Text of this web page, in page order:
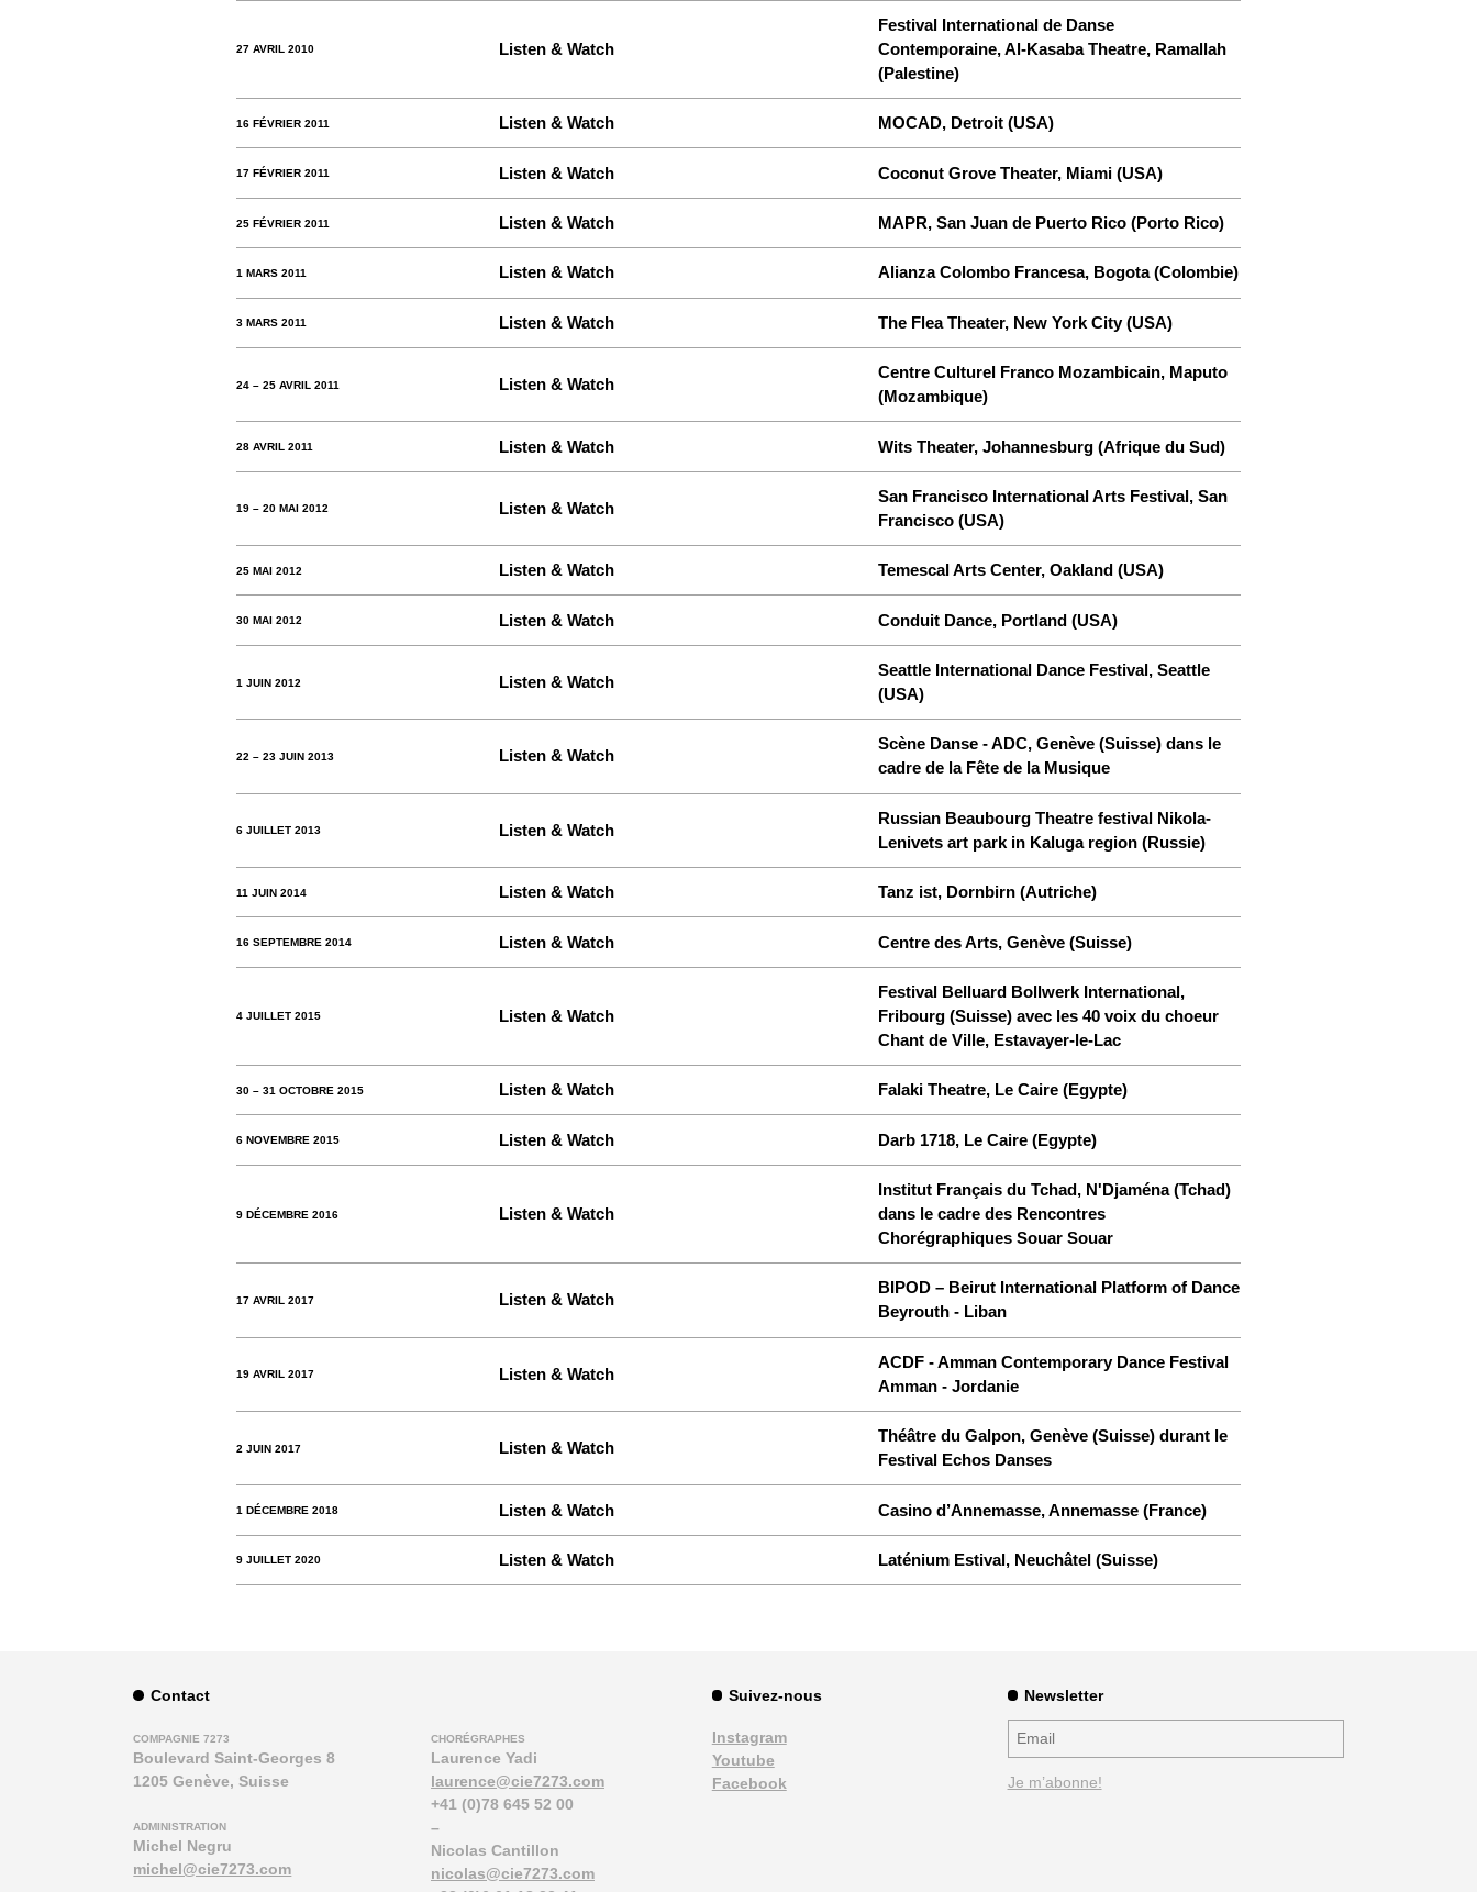
27 AVRIL 2010 Listen & Watch
Festival International de Danse
Contemporaine, Al-Kasaba Theatre, Ramallah
(Palestine)
16 FÉVRIER 2011 Listen & Watch MOCAD, Detroit (USA)
17 FÉVRIER 2011 Listen & Watch Coconut Grove Theater, Miami (USA)
25 FÉVRIER 2011 Listen & Watch MAPR, San Juan de Puerto Rico (Porto Rico)
1 MARS 2011 Listen & Watch Alianza Colombo Francesa, Bogota (Colombie)
3 MARS 2011 Listen & Watch The Flea Theater, New York City (USA)
24 – 25 AVRIL 2011 Listen & Watch
Centre Culturel Franco Mozambicain, Maputo
(Mozambique)
28 AVRIL 2011 Listen & Watch Wits Theater, Johannesburg (Afrique du Sud)
19 – 20 MAI 2012 Listen & Watch
San Francisco International Arts Festival, San
Francisco (USA)
25 MAI 2012 Listen & Watch Temescal Arts Center, Oakland (USA)
30 MAI 2012 Listen & Watch Conduit Dance, Portland (USA)
1 JUIN 2012 Listen & Watch
Seattle International Dance Festival, Seattle
(USA)
22 – 23 JUIN 2013 Listen & Watch
Scène Danse - ADC, Genève (Suisse) dans le
cadre de la Fête de la Musique
6 JUILLET 2013 Listen & Watch
Russian Beaubourg Theatre festival Nikola-
Lenivets art park in Kaluga region (Russie)
11 JUIN 2014 Listen & Watch Tanz ist, Dornbirn (Autriche)
16 SEPTEMBRE 2014 Listen & Watch Centre des Arts, Genève (Suisse)
4 JUILLET 2015 Listen & Watch
Festival Belluard Bollwerk International,
Fribourg (Suisse) avec les 40 voix du choeur
Chant de Ville, Estavayer-le-Lac
30 – 31 OCTOBRE 2015 Listen & Watch Falaki Theatre, Le Caire (Egypte)
6 NOVEMBRE 2015 Listen & Watch Darb 1718, Le Caire (Egypte)
9 DÉCEMBRE 2016 Listen & Watch
Institut Français du Tchad, N'Djaména (Tchad)
dans le cadre des Rencontres
Chorégraphiques Souar Souar
17 AVRIL 2017 Listen & Watch
BIPOD – Beirut International Platform of Dance
Beyrouth - Liban
19 AVRIL 2017 Listen & Watch
ACDF - Amman Contemporary Dance Festival
Amman - Jordanie
2 JUIN 2017 Listen & Watch
Théâtre du Galpon, Genève (Suisse) durant le
Festival Echos Danses
1 DÉCEMBRE 2018 Listen & Watch Casino d’Annemasse, Annemasse (France)
9 JUILLET 2020 Listen & Watch Laténium Estival, Neuchâtel (Suisse)
Contact
COMPAGNIE 7273
Boulevard Saint-Georges 8
1205 Genève, Suisse
ADMINISTRATION
Michel Negru
michel@cie7273.com
CHORÉGRAPHES
Laurence Yadi
laurence@cie7273.com
+41 (0)78 645 52 00
–
Nicolas Cantillon
nicolas@cie7273.com
Suivez-nous
Instagram
Youtube
Facebook
Newsletter
Je m’abonne!